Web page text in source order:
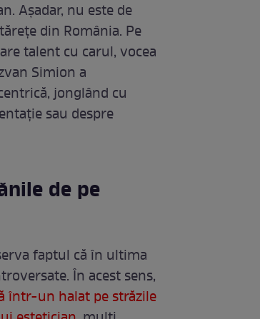
Așadar, nu este de
din România. Pe
talent cu carul, vocea
Simion a
jonglând cu
sau despre
de pe
faptul că în ultima
În acest sens,
într-un halat pe străzile